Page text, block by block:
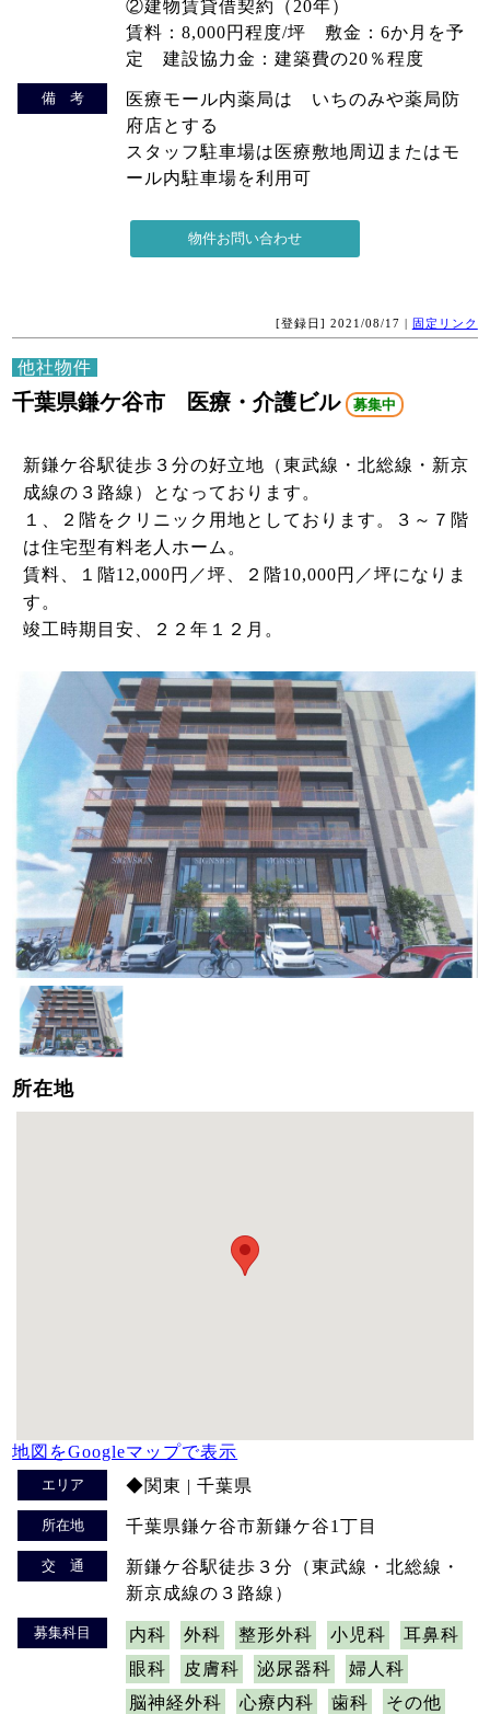
②建物賃貸借契約（20年）
賃料：8,000円程度/坪 敷金：6か月を予
定 建設協力金：建築費の20％程度
備 考
医療モール内薬局は いちのみや薬局防
府店とする
スタッフ駐車場は医療敷地周辺またはモ
ール内駐車場を利用可
[登録日] 2021/08/17 | 固定リンク
他社物件
千葉県鎌ケ谷市 医療・介護ビル 募集中
新鎌ケ谷駅徒歩３分の好立地（東武線・北総線・新京
成線の３路線）となっております。
１、２階をクリニック用地としております。３～７階
は住宅型有料老人ホーム。
賃料、１階12,000円／坪、２階10,000円／坪になりま
す。
竣工時期目安、２２年１２月。
所在地
地図をGoogleマップで表示
エリア ◆関東 | 千葉県
所在地 千葉県鎌ケ谷市新鎌ケ谷1丁目
交 通
新鎌ケ谷駅徒歩３分（東武線・北総線・
新京成線の３路線）
募集科目 内科 外科 整形外科 小児科
耳鼻科
眼科
皮膚科 泌尿器科
婦人科
脳神経外科
心療内科 歯科 その他